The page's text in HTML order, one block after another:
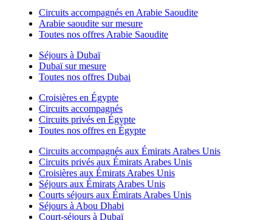
Circuits accompagnés en Arabie Saoudite
Arabie saoudite sur mesure
Toutes nos offres Arabie Saoudite
Séjours à Dubaï
Dubaï sur mesure
Toutes nos offres Dubai
Croisières en Égypte
Circuits accompagnés
Circuits privés en Égypte
Toutes nos offres en Égypte
Circuits accompagnés aux Émirats Arabes Unis
Circuits privés aux Émirats Arabes Unis
Croisières aux Émirats Arabes Unis
Séjours aux Émirats Arabes Unis
Courts séjours aux Émirats Arabes Unis
Séjours à Abou Dhabi
Court-séjours à Dubaï